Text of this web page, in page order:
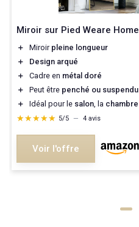
Miroir sur Pied Weare Home
＋ Miroir pleine longueur
＋
Design arqué
＋
Cadre en métal doré
＋
Peut être penché ou suspendu
＋
Idéal pour le salon, la chambre
★★★★★
★★★★★ 5/5 — 4 avis
Voir l'offre